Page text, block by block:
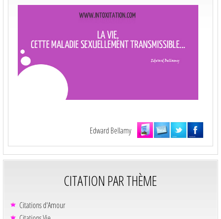
Edward Bellamy
CITATION PAR THÈME
Citations d'Amour